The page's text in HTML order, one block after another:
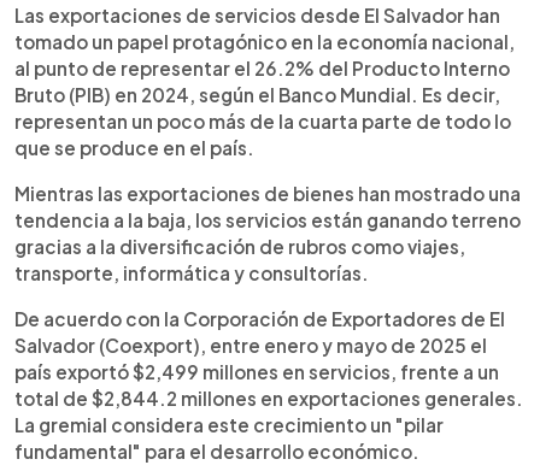
Escuchar artículo
Las exportaciones de servicios de El Salvador
alcanzaron $2,499 millones entre enero y mayo de
2025, según Coexport, mostrando un crecimiento
sostenido frente a la caída de las exportaciones
de bienes, que totalizaron $4,060 millones hasta
julio. Este segmento representó el 26,2 % del PIB
en 2024, de acuerdo con el Banco Mundial,
destacando rubros como viajes, transporte,
telecomunicaciones e informática. A nivel
regional, El Salvador ocupa el tercer lugar en
exportación de servicios, según Sieca. Este
impulso en servicios no tradicionales genera
oportunidades para empresas creativas,
tecnológicas y emprendedores, consolidando un
motor clave de la economía nacional.
Las exportaciones de servicios desde El Salvador han
tomado un papel protagónico en la economía nacional,
al punto de representar el 26.2% del Producto Interno
Bruto (PIB) en 2024, según el Banco Mundial. Es decir,
representan un poco más de la cuarta parte de todo lo
que se produce en el país.
Mientras las exportaciones de bienes han mostrado una
tendencia a la baja, los servicios están ganando terreno
gracias a la diversificación de rubros como viajes,
transporte, informática y consultorías.
De acuerdo con la Corporación de Exportadores de El
Salvador (Coexport), entre enero y mayo de 2025 el
país exportó $2,499 millones en servicios, frente a un
total de $2,844.2 millones en exportaciones generales.
La gremial considera este crecimiento un "pilar
fundamental" para el desarrollo económico.